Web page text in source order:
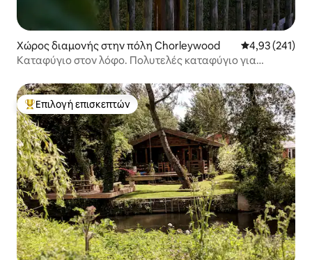
Χώρος διαμονής στην πόλη Chorleywood Μέση
4,93 (241)
Καταφύγιο στον λόφο. Πολυτελές καταφύγιο για
Κορυφαία επιλογή επισκεπτών
Επιλογή επισκεπτών